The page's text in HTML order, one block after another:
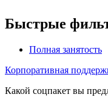
Быстрые
Полная занятость
Корпоративная
Какой соцпакет вы